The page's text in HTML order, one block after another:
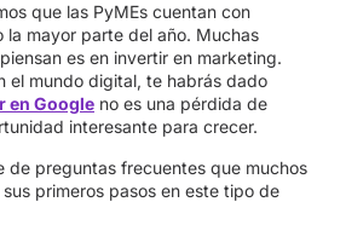
que las PyMEs cuentan con
la mayor parte del año. Muchas
es en invertir en marketing.
el mundo digital, te habrás dado
en Google no es una pérdida de
interesante para crecer.
de preguntas frecuentes que muchos
primeros pasos en este tipo de